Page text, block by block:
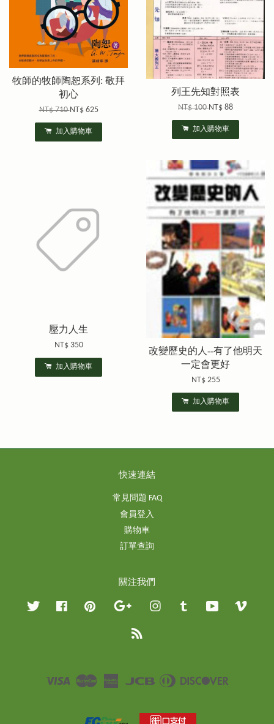
牧師的牧師陶恕系列: 敬拜
初心
NT$ 710NT$ 625
加入購物車
列王先知對照表
NT$ 100NT$ 88
加入購物車
壓力人生
NT$ 350
加入購物車
改變歷史的人--有了他明天
一定會更好
NT$ 255
加入購物車
快速連結
常見問題 FAQ
會員登入
購物車
訂單查詢
關注我們
Twitter Facebook Pinterest Google InstagramTumblr YouTube
Visa Master
American
JCB
Diners